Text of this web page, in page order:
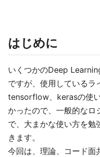
はじめに
いくつかのDeep
ですが、使用しているラ
tensorflow、kerasの使
かったので、一般的なロ
で、大まかな使い方を勉
きます。
今回は、理論、コード面